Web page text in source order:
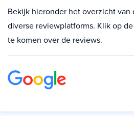
Bekijk hieronder het overzicht
diverse reviewplatforms. Klik op
te komen over de reviews.